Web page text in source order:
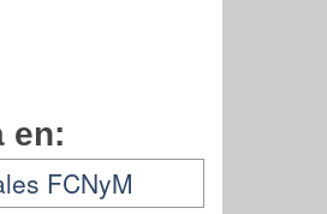
en:
FCNyM